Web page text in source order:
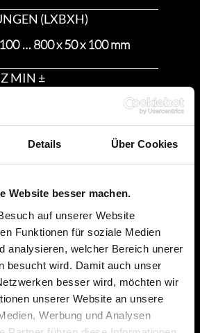
Details Über Cookies
Website besser machen.
auf unserer Website
Funktionen für soziale Medien
analysieren, welcher Bereich unerer
besucht wird. Damit auch unser
besser wird, möchten wir
unserer Website an unsere
Werbung und Analysen
(LXBXH)
… 800 x 50 x 100 mm
MIN ±
MAX ±
MIN
MAX
MIN